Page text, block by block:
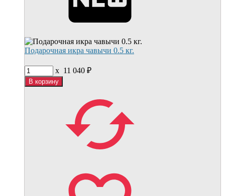
Подарочная икра чавычи 0.5 кг.
x 11 040 ₽